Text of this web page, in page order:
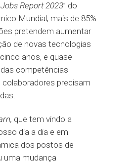
Report 2023” do
Mundial, mais de 85%
pretendem aumentar
de novas tecnologias
anos, e quase
competências
colaboradores precisam
que tem vindo a
dia a dia e em
dos postos de
uma mudança